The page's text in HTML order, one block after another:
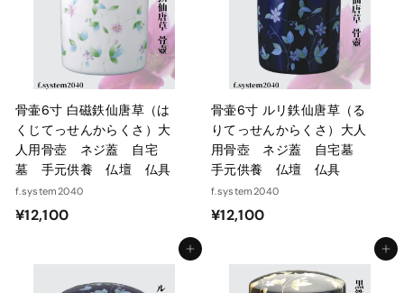
5
0
5
0
骨壷6寸 白磁鉄仙唐草（は
くじてっせんからくさ）大
人用骨壺 ネジ蓋 自宅
墓 手元供養 仏壇 仏具
f.system2040
¥12,100¥
2
骨壷6寸 ルリ鉄仙唐草（る
りてっせんからくさ）大人
用骨壺 ネジ蓋 自宅墓
手元供養 仏壇 仏具
f.system2040
¥12,100¥
2
,
カートに入れる カートに入れる